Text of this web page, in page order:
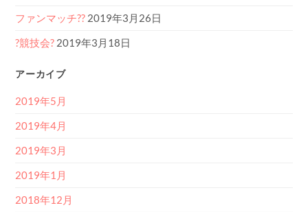
ファンマッチ?? 2019年3月26日
?競技会? 2019年3月18日
アーカイブ
2019年5月
2019年4月
2019年3月
2019年1月
2018年12月